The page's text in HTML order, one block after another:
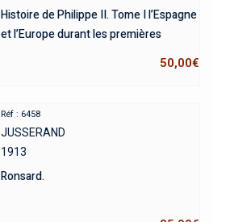
Histoire de Philippe II. Tome I l’Espagne
et l’Europe durant les premières
50,00€
Réf : 6458
JUSSERAND
1913
Ronsard.